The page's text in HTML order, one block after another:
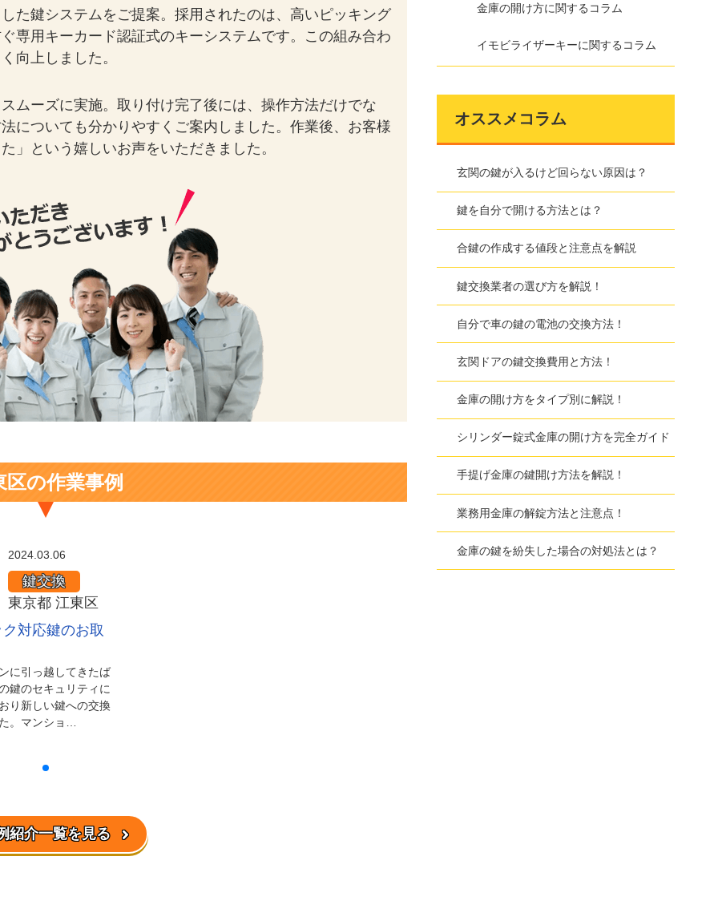
た鍵システムをご提案。採用されたのは、高いピッキング
専用キーカード認証式のキーシステムです。この組み合わ
向上しました。
ムーズに実施。取り付け完了後には、操作方法だけでな
についても分かりやすくご案内しました。作業後、お客様
」という嬉しいお声をいただきました。
区の作業事例
2024.03.06
鍵交換
東京都 江東区
対応鍵のお取
に引っ越してきたば
鍵のセキュリティに
り新しい鍵への交換
。マンショ…
紹介一覧を見る
金庫の開け方に関するコラム
イモビライザーキーに関するコラム
オススメコラム
玄関の鍵が入るけど回らない原因は？
鍵を自分で開ける方法とは？
合鍵の作成する値段と注意点を解説
鍵交換業者の選び方を解説！
自分で車の鍵の電池の交換方法！
玄関ドアの鍵交換費用と方法！
金庫の開け方をタイプ別に解説！
シリンダー錠式金庫の開け方を完全ガイド
手提げ金庫の鍵開け方法を解説！
業務用金庫の解錠方法と注意点！
金庫の鍵を紛失した場合の対処法とは？